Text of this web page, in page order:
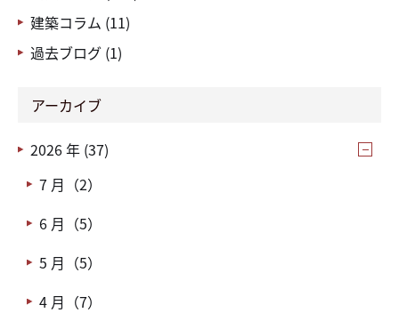
建築コラム (11)
過去ブログ (1)
アーカイブ
2026 年 (37)
7 月（2）
6 月（5）
5 月（5）
4 月（7）